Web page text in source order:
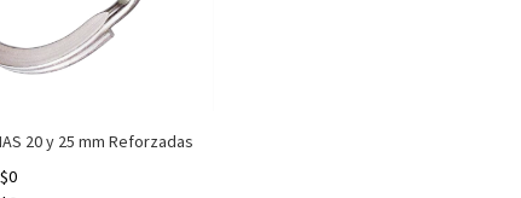
20 y 25 mm Reforzadas
$0